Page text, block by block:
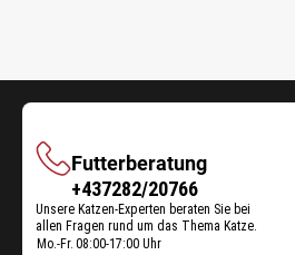
Futterberatung
Futterberatung
+437282/20766
Unsere Katzen-Experten beraten Sie bei
allen Fragen rund um das Thema Katze.
Öffnungszeiten
Mo.-Fr. 08:00-17:00 Uhr